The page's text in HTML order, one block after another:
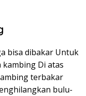
bisa dibakar Untuk
Di atas
terbakar
bulu-